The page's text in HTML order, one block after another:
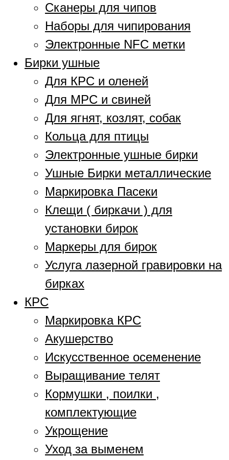
Сканеры для чипов
Наборы для чипирования
Электронные NFC метки
Бирки ушные
Для КРС и оленей
Для МРС и свиней
Для ягнят, козлят, собак
Кольца для птицы
Электронные ушные бирки
Ушные Бирки металлические
Маркировка Пасеки
Клещи ( биркачи ) для
установки бирок
Маркеры для бирок
Услуга лазерной гравировки на
бирках
КРС
Маркировка КРС
Акушерство
Искусственное осеменение
Выращивание телят
Кормушки , поилки ,
комплектующие
Укрощение
Уход за выменем